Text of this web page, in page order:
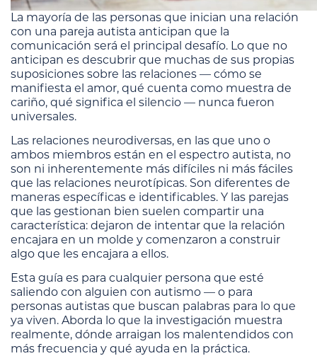
La mayoría de las personas que inician una relación
con una pareja autista anticipan que la
comunicación será el principal desafío. Lo que no
anticipan es descubrir que muchas de sus propias
suposiciones sobre las relaciones — cómo se
manifiesta el amor, qué cuenta como muestra de
cariño, qué significa el silencio — nunca fueron
universales.
Las relaciones neurodiversas, en las que uno o
ambos miembros están en el espectro autista, no
son ni inherentemente más difíciles ni más fáciles
que las relaciones neurotípicas. Son diferentes de
maneras específicas e identificables. Y las parejas
que las gestionan bien suelen compartir una
característica: dejaron de intentar que la relación
encajara en un molde y comenzaron a construir
algo que les encajara a ellos.
Esta guía es para cualquier persona que esté
saliendo con alguien con autismo — o para
personas autistas que buscan palabras para lo que
ya viven. Aborda lo que la investigación muestra
realmente, dónde arraigan los malentendidos con
más frecuencia y qué ayuda en la práctica.